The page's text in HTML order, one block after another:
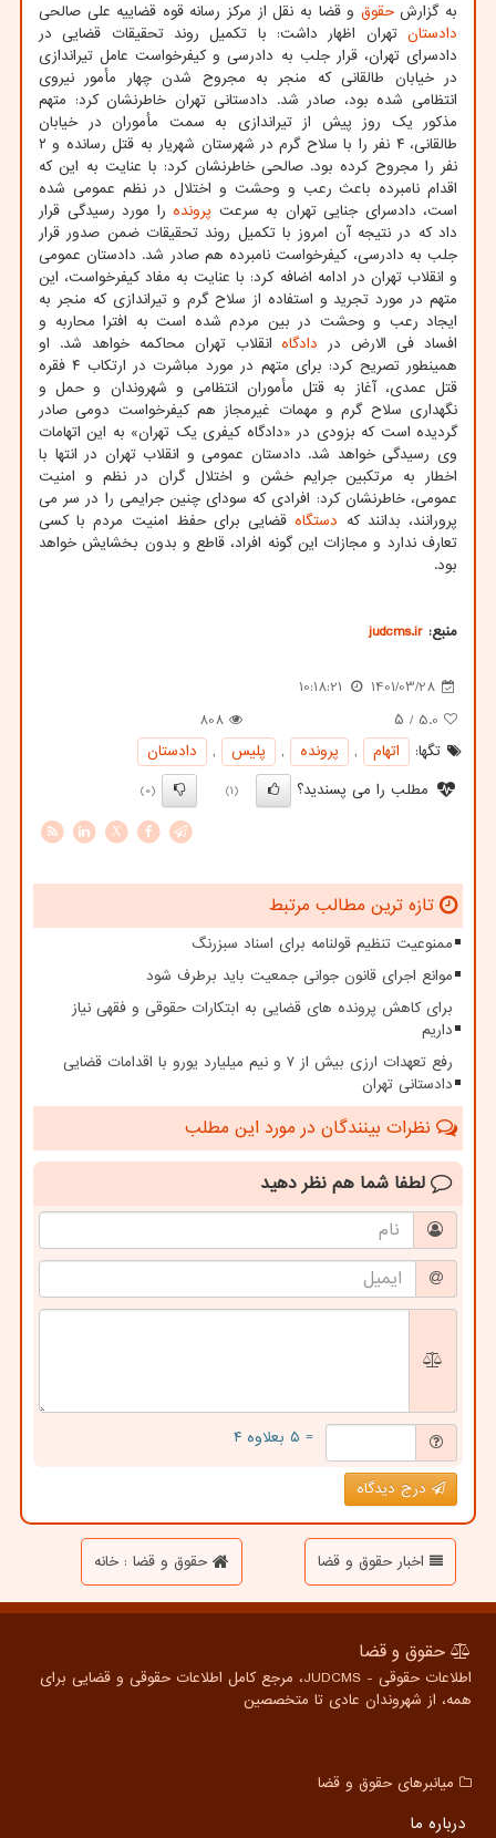
به گزارشحقوق و قضا به نقل از مرکز رسانه قوه قضاییه علی صالحی
دادستان تهران اظهار داشت: با تکمیل روند تحقیقات قضایی در
دادسرای تهران، قرار جلب به دادرسی و کیفرخواست عامل تیراندازی
در خیابان طالقانی که منجر به مجروح شدن چهار مأمور نیروی
انتظامی شده بود، صادر شد. دادستانی تهران خاطرنشان کرد: متهم
مذکور یک روز پیش از تیراندازی به سمت مأموران در خیابان
طالقانی، ۴ نفر را با سلاح گرم در شهرستان شهریار به قتل رسانده و ۲
نفر را مجروح کرده بود. صالحی خاطرنشان کرد: با عنایت به این که
اقدام نامبرده باعث رعب و وحشت و اختلال در نظم عمومی شده
است، دادسرای جنایی تهران به سرعت پرونده را مورد رسیدگی قرار
داد که در نتیجه آن امروز با تکمیل روند تحقیقات ضمن صدور قرار
جلب به دادرسی، کیفرخواست نامبرده هم صادر شد. دادستان عمومی
و انقلاب تهران در ادامه اضافه کرد: با عنایت به مفاد کیفرخواست، این
متهم در مورد تجرید و استفاده از سلاح گرم و تیراندازی که منجر به
ایجاد رعب و وحشت در بین مردم شده است به افترا محاربه و
افساد فی الارض در دادگاه انقلاب تهران محاکمه خواهد شد. او
همینطور تصریح کرد: برای متهم در مورد مباشرت در ارتکاب ۴ فقره
قتل عمدی، آغاز به قتل مأموران انتظامی و شهروندان و حمل و
نگهداری سلاح گرم و مهمات غیرمجاز هم کیفرخواست دومی صادر
گردیده است که بزودی در «دادگاه کیفری یک تهران» به این اتهامات
وی رسیدگی خواهد شد. دادستان عمومی و انقلاب تهران در انتها با
اخطار به مرتکبین جرایم خشن و اختلال گران در نظم و امنیت
عمومی، خاطرنشان کرد: افرادی که سودای چنین جرایمی را در سر می
پرورانند، بدانند که دستگاه قضایی برای حفظ امنیت مردم با کسی
تعارف ندارد و مجازات این گونه افراد، قاطع و بدون بخشایش خواهد
بود.
منبع: judcms.ir
1401/03/28
10:18:21
5.0 / ۵
808
تگها:
اتهام , پرونده , پلیس ,
دادستان
مطلب را می پسندید؟
(1)
(0)
X
تازه ترین مطالب مرتبط
ممنوعیت تنظیم قولنامه برای اسناد سبزرنگ
موانع اجرای قانون جوانی جمعیت باید برطرف شود
برای کاهش پرونده های قضایی به ابتکارات حقوقی و فقهی نیاز
داریم
رفع تعهدات ارزی بیش از ۷ و نیم میلیارد یورو با اقدامات قضایی
دادستانی تهران
نظرات بینندگان در مورد این مطلب
لطفا شما هم نظر دهید
= ۵ بعلاوه ۴
درج دیدگاه
اخبار حقوق و قضا حقوق و قضا : خانه
حقوق و قضا
اطلاعات حقوقی - JUDCMS، مرجع کامل اطلاعات حقوقی و قضایی برای
همه، از شهروندان عادی تا متخصصین
میانبرهای حقوق و قضا
درباره ما